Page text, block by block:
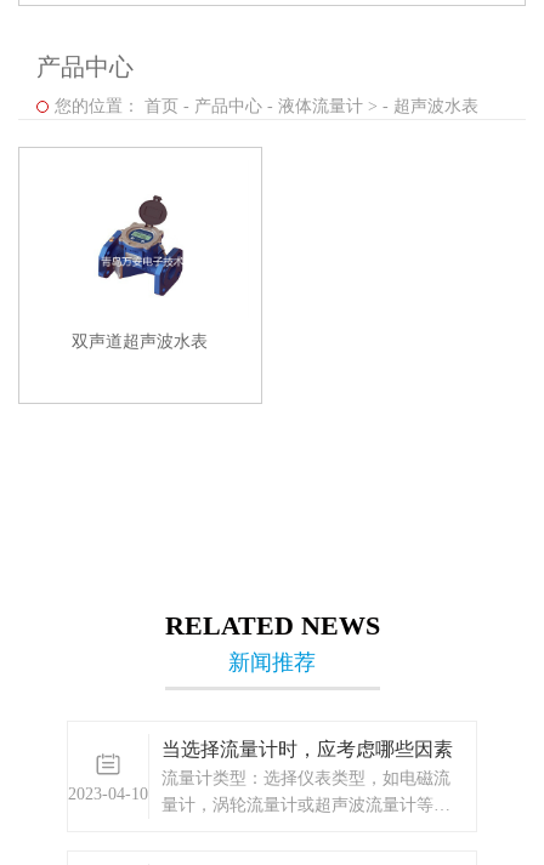
产品中心
您的位置： 首页 - 产品中心 - 液体流量计 > - 超声波水表
双声道超声波水表
RELATED NEWS
新闻推荐
2023-04-10
当选择流量计时，应考虑哪些因素
流量计类型：选择仪表类型，如电磁流
量计，涡轮流量计或超声波流量计等，